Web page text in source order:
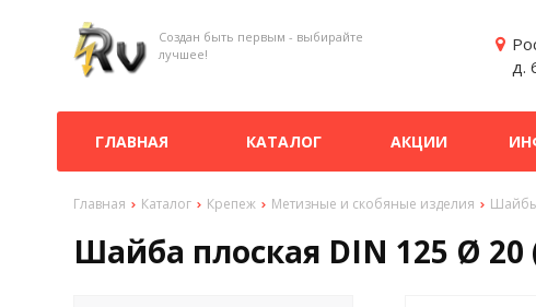
Создан быть первым - выбирайте
лучшее!
д.
ГЛАВНАЯ КАТАЛОГ АКЦИИ
Главная Каталог Крепеж Метизные и скобяные изделия
Шайба плоская DIN 125 Ø 20